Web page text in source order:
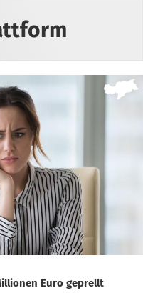
Euro geprellt